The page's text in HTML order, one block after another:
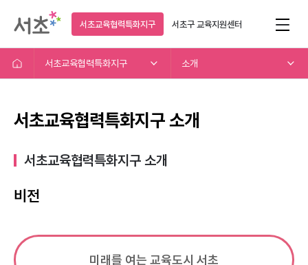
서초교육협력특화지구 서초구교육지원센터
서초교육협력특화지구 소개
서초교육협력특화지구 소개
서초교육협력특화지구 소개​
비전
미래를 여는 교육도시 서초